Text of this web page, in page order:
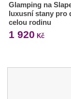
Glamping na
luxusní stany pro
celou rodinu
1 920 Kč